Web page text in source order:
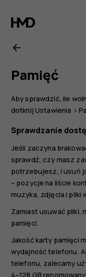
Nokia
8.1
—
Pamięć
Aby sprawdzić, ile
dotknijUstawienia >
Sprawdzanie
Jeśli zaczyna
sprawdź, czy masz
potrzebujesz, i usuń
– pozycje na liście
muzyka, zdjęcia i pliki
Zamiast usuwać pliki,
pamięci.
Jakość karty pamięci
wydajność telefonu.
telefonu, zalecamy
4–128 GB